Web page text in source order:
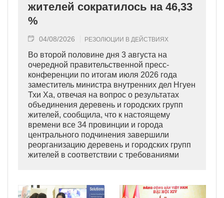
жителей сократилось на 46,33
%
04/08/2026 РЕЗОЛЮЦИИ В ДЕЙСТВИЯХ
Во второй половине дня 3 августа на
очередной правительственной пресс-
конференции по итогам июля 2026 года
заместитель министра внутренних дел Нгуен
Тхи Ха, отвечая на вопрос о результатах
объединения деревень и городских групп
жителей, сообщила, что к настоящему
времени все 34 провинции и города
центрального подчинения завершили
реорганизацию деревень и городских групп
жителей в соответствии с требованиями